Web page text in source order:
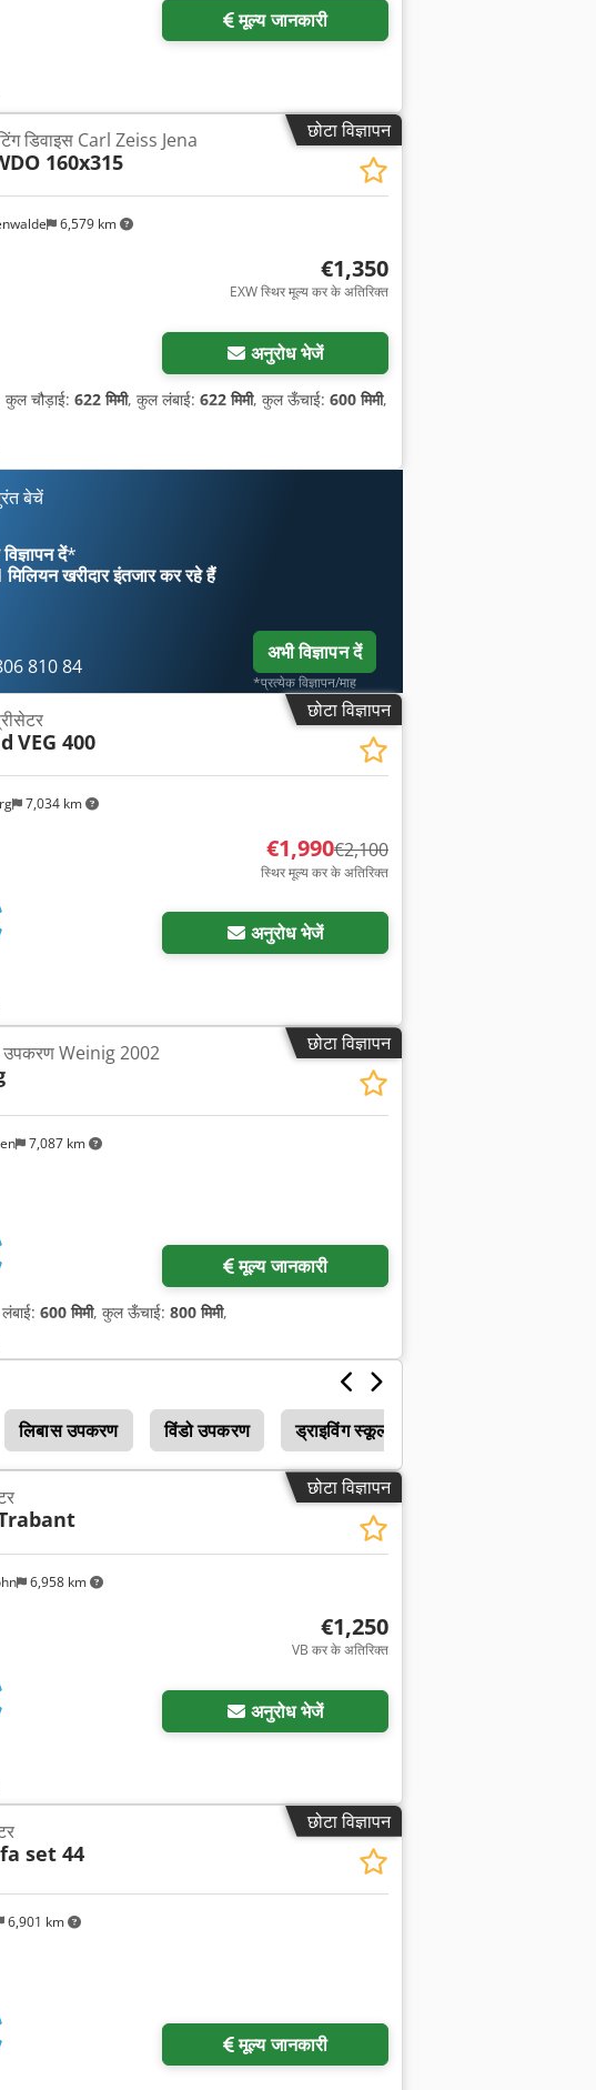
मूल्य जानकारी
छोटा विज्ञापन
6,579 km
डिवाइस Carl Zeiss Jena
160x315
€1,350
EXW स्थिर मूल्य कर के अतिरिक्त
अनुरोध भेजें
कुल चौड़ाई: 622 मिमी, कुल लंबाई: 622 मिमी, कुल ऊँचाई: 600 मिमी,
बेचें
दें*
मिलियन खरीदारइंतजार कर रहे हैं
810 84
अभी विज्ञापन दें
*प्रत्येक विज्ञापन/माह
छोटा विज्ञापन
7,034 km
VEG 400
€1,990€2,100
स्थिर मूल्य कर के अतिरिक्त
अनुरोध भेजें
छोटा विज्ञापन
7,087 km
उपकरण Weinig 2002
मूल्य जानकारी
600 मिमी, कुल ऊँचाई: 800 मिमी,
लिबास उपकरण विंडो उपकरण ड्राइविंग स्कूल उपकरण
छोटा विज्ञापन
6,958 km
€1,250
VB कर के अतिरिक्त
अनुरोध भेजें
छोटा विज्ञापन
6,901 km
set 44
मूल्य जानकारी